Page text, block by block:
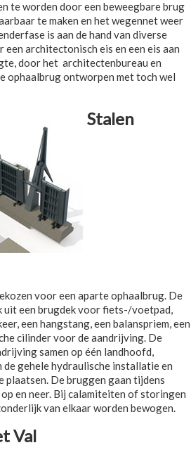
te worden door een beweegbare brug
te maken en het wegennet weer
is aan de hand van diverse
een architectonisch eis en een eis aan
door het architectenbureau en
ophaalbrug ontworpen met toch wel
Stalen
voor een aparte ophaalbrug. De
uit een brugdek voor fiets-/voetpad,
een hangstang, een balanspriem, een
cilinder voor de aandrijving. De
samen op één landhoofd,
gehele hydraulische installatie en
plaatsen. De bruggen gaan tijdens
en neer. Bij calamiteiten of storingen
van elkaar worden bewogen.
Val